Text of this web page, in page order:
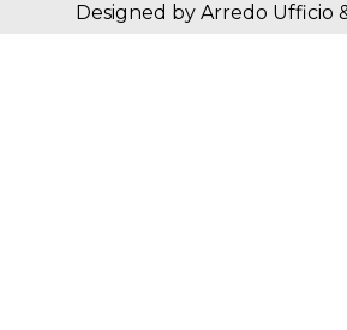
Designed by Arredo Ufficio